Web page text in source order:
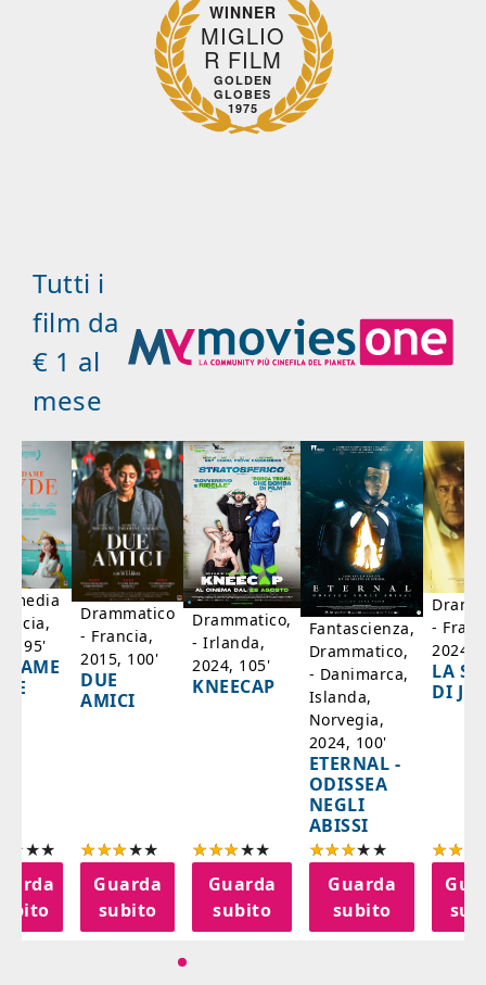
WINNER
MIGLIO
R FILM
GOLDEN
GLOBES
1975
Tutti i
film da
€ 1 al
mese
95'
Drammatico
- Francia,
2015, 100'
DUE
AMICI
Guarda
subito
Drammatico,
- Irlanda,
2024, 105'
KNEECAP
Guarda
subito
Fantascienza,
Drammatico,
- Danimarca,
Islanda,
Norvegia,
2024, 100'
ETERNAL -
ODISSEA
NEGLI
ABISSI
Guarda
subito
-
2024,
LA
DI